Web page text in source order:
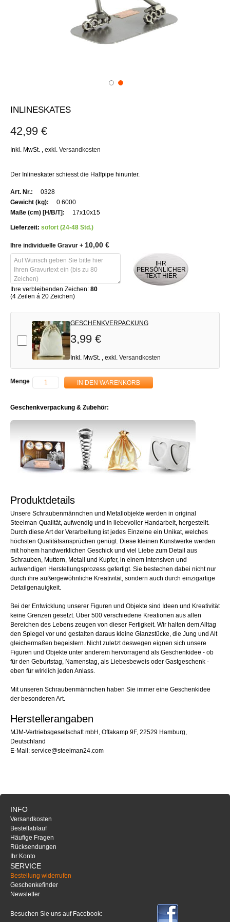
INLINESKATES
42,99 €
Inkl. MwSt. exkl. Versandkosten
Der Inlineskater schiesst die Halfpipe hinunter.
Weitere
Informationen
0328
0.6000
17x10x15
Lieferzeit: sofort (24-48 Std.)
Ihre individuelle Gravur + 10,00 €
IHR
PERSÖNLICHER
TEXT HIER
Ihre verbleibenden Zeichen: 80
(4 Zeilen á 20 Zeichen)
Add-on
GESCHENKVERPACKUNG
3,99 €
Inkl. MwSt. , exkl. Versandkosten
Menge IN DEN WARENKORB
Geschenkverpackung & Zubehör:
Produktdetails
Unsere Schraubenmännchen und Metallobjekte werden in original
Steelman-Qualität, aufwendig und in liebevoller Handarbeit, hergestellt.
Durch diese Art der Verarbeitung ist jedes Einzelne ein Unikat, welches
höchsten Qualitätsansprüchen genügt. Diese kleinen Kunstwerke werden
mit hohem handwerklichen Geschick und viel Liebe zum Detail aus
Schrauben, Muttern, Metall und Kupfer, in einem intensiven und
aufwendigen Herstellungsprozess gefertigt. Sie bestechen dabei nicht nur
durch ihre außergewöhnliche Kreativität, sondern auch durch einzigartige
Detailgenauigkeit.
Bei der Entwicklung unserer Figuren und Objekte sind Ideen und Kreativität
keine Grenzen gesetzt. Über 500 verschiedene Kreationen aus allen
Bereichen des Lebens zeugen von dieser Fertigkeit. Wir halten dem Alltag
den Spiegel vor und gestalten daraus kleine Glanzstücke, die Jung und Alt
gleichermaßen begeistern. Nicht zuletzt deswegen eignen sich unsere
Figuren und Objekte unter anderem hervorragend als Geschenkidee - ob
für den Geburtstag, Namenstag, als Liebesbeweis oder Gastgeschenk -
eben für wirklich jeden Anlass.
Mit unseren Schraubenmännchen haben Sie immer eine Geschenkidee
der besonderen Art.
Herstellerangaben
MJM-Vertriebsgesellschaft mbH, Offakamp 9F, 22529 Hamburg,
Deutschland
E-Mail: service@steelman24.com
INFO
Versandkosten
Bestellablauf
Häufige Fragen
Rücksendungen
Ihr Konto
SERVICE
Bestellung widerrufen
Geschenkefinder
Newsletter
Besuchen Sie uns auf Facebook: